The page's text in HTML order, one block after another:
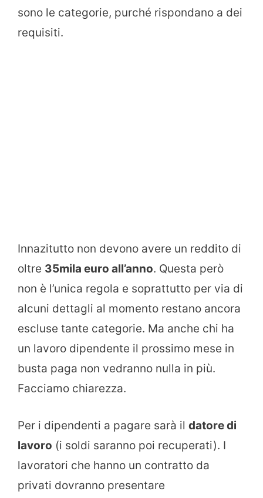
sono le categorie, purché rispondano a dei
requisiti.
Innazitutto non devono avere un reddito di
oltre 35mila euro all’anno. Questa però
non è l’unica regola e soprattutto per via di
alcuni dettagli al momento restano ancora
escluse tante categorie. Ma anche chi ha
un lavoro dipendente il prossimo mese in
busta paga non vedranno nulla in più.
Facciamo chiarezza.
Per i dipendenti a pagare sarà il datore di
lavoro (i soldi saranno poi recuperati). I
lavoratori che hanno un contratto da
privati dovranno presentare